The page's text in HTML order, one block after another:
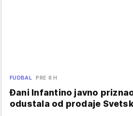
FUDBAL PRE 8 H
Đani Infantino javno
odustala od prodaje